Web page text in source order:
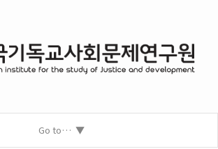
Go to…